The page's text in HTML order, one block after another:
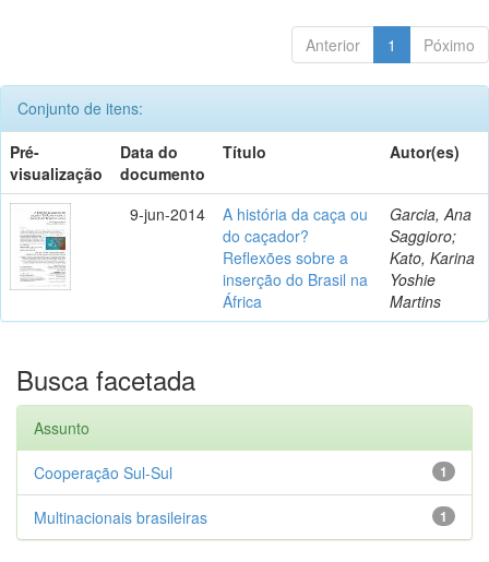
Anterior 1 Póximo
Conjunto de itens:
Pré-
visualização
Data do
documento
Título Autor(es)
9-jun-2014
A história da caça ou
do caçador?
Reflexões sobre a
inserção do Brasil na
África
Garcia, Ana
Saggioro;
Kato, Karina
Yoshie
Martins
Busca facetada
Assunto
1
Cooperação Sul-Sul
1
Multinacionais brasileiras